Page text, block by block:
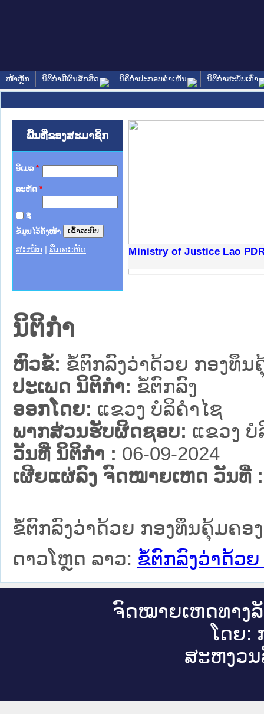
ໜ້າຫຼັກ ນິຕິກໍາມີຜົນສັກສິດ ນິຕິກໍາປະກອບຄໍາເຫັນ ນິຕິກໍາສະບັບເກົ່າ
ພື້ນທີ່ຂອງສະມາຊິກ
ອີເມລ *
ລະຫັດ *
ຈື່
ຂໍ້ມູນໄວ້ຄັ້ງໜ້າ
ສະໝັກ ລືມລະຫັດ Ministry of Justice Lao
ຫດທາງລັດຖະການ ໃຫ້ຜູ້
ຕິບັດວຽກງານຈົດໝາຍເຫດ
ດໝາຍເຫດທາງລັດຖະການ
ດໝາຍເຫດທາງລັດຖະການ
ວັບໄຊຈົດໝາຍເຫດທາງ
ວັບໄຊຈົດໝາຍເຫດທາງ
ລັດຖະການໃຫ້ຜູ້ປະສານງານ
ຫດທາງລັດຖະການ ໃຫ້ຜູ້
ນິຕິກໍາ
ຫົວຂໍ້: ຂໍ້ຕົກລົງວ່າດ້ວຍ ກອງທຶ
ປະເພດ ນິຕິກໍາ: ຂໍ້ຕົກລົງ
ອອກໂດຍ: ແຂວງ ບໍລິຄໍາໄຊ
ພາກສ່ວນຮັບຜິດຊອບ: ແຂວງ ບໍ
ວັນທີ່ ນິຕິກໍາ : 06-09-2024
ເຜີຍແຜ່ລົງ ຈົດໝາຍເຫດ ວັນທີ່ :
ຂໍ້ຕົກລົງວ່າດ້ວຍ ກອງທຶນຄຸ້ມຄອ
ດາວໂຫຼດ ລາວ: ຂໍ້ຕົກລົງວ່າດ້ວ
ຈົດ​ໝາຍ​ເຫດ​ທາງ​
ໂດຍ:
ສະ​ຫງວນ​